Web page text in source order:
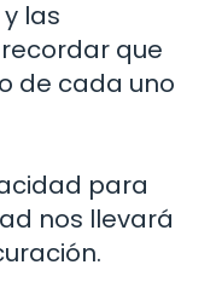
las
que
de cada uno
para
nos llevará